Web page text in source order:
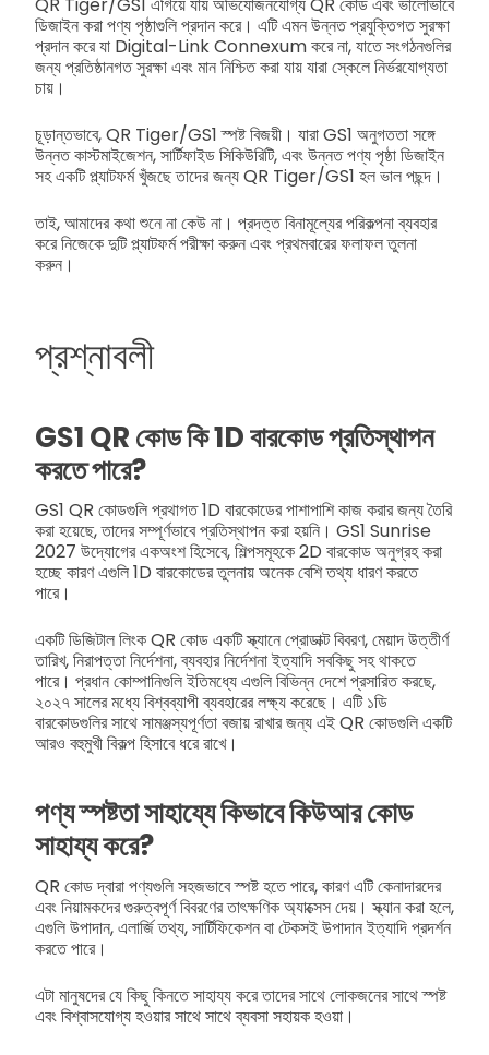
QR Tiger/GS1 এগিয়ে যায় অভিযোজনযোগ্য QR কোড এবং ভালোভাবে
ডিজাইন করা পণ্য পৃষ্ঠাগুলি প্রদান করে। এটি এমন উন্নত প্রযুক্তিগত সুরক্ষা
প্রদান করে যা Digital-Link Connexum করে না, যাতে সংগঠনগুলির
জন্য প্রতিষ্ঠানগত সুরক্ষা এবং মান নিশ্চিত করা যায় যারা স্কেলে নির্ভরযোগ্যতা
চায়।
চূড়ান্তভাবে, QR Tiger/GS1 স্পষ্ট বিজয়ী। যারা GS1 অনুগততা সঙ্গে
উন্নত কাস্টমাইজেশন, সার্টিফাইড সিকিউরিটি, এবং উন্নত পণ্য পৃষ্ঠা ডিজাইন
সহ একটি প্ল্যাটফর্ম খুঁজছে তাদের জন্য QR Tiger/GS1 হল ভাল পছন্দ।
তাই, আমাদের কথা শুনে না কেউ না। প্রদত্ত বিনামূল্যের পরিকল্পনা ব্যবহার
করে নিজেকে দুটি প্ল্যাটফর্ম পরীক্ষা করুন এবং প্রথমবারের ফলাফল তুলনা
করুন।
প্রশ্নাবলী
GS1 QR কোড কি 1D বারকোড প্রতিস্থাপন
করতে পারে?
GS1 QR কোডগুলি প্রথাগত 1D বারকোডের পাশাপাশি কাজ করার জন্য তৈরি
করা হয়েছে, তাদের সম্পূর্ণভাবে প্রতিস্থাপন করা হয়নি। GS1 Sunrise
2027 উদ্যোগের একঅংশ হিসেবে, শিল্পসমূহকে 2D বারকোড অনুগ্রহ করা
হচ্ছে কারণ এগুলি 1D বারকোডের তুলনায় অনেক বেশি তথ্য ধারণ করতে
পারে।
একটি ডিজিটাল লিংক QR কোড একটি স্ক্যানে প্রোডাক্ট বিবরণ, মেয়াদ উত্তীর্ণ
তারিখ, নিরাপত্তা নির্দেশনা, ব্যবহার নির্দেশনা ইত্যাদি সবকিছু সহ থাকতে
পারে। প্রধান কোম্পানিগুলি ইতিমধ্যে এগুলি বিভিন্ন দেশে প্রসারিত করছে,
২০২৭ সালের মধ্যে বিশ্বব্যাপী ব্যবহারের লক্ষ্য করেছে। এটি ১ডি
বারকোডগুলির সাথে সামঞ্জস্যপূর্ণতা বজায় রাখার জন্য এই QR কোডগুলি একটি
আরও বহুমুখী বিকল্প হিসাবে ধরে রাখে।
পণ্য স্পষ্টতা সাহায্যে কিভাবে কিউআর কোড
সাহায্য করে?
QR কোড দ্বারা পণ্যগুলি সহজভাবে স্পষ্ট হতে পারে, কারণ এটি কেনাদারদের
এবং নিয়ামকদের গুরুত্বপূর্ণ বিবরণের তাৎক্ষণিক অ্যাক্সেস দেয়। স্ক্যান করা হলে,
এগুলি উপাদান, এলার্জি তথ্য, সার্টিফিকেশন বা টেকসই উপাদান ইত্যাদি প্রদর্শন
করতে পারে।
এটা মানুষদের যে কিছু কিনতে সাহায্য করে তাদের সাথে লোকজনের সাথে স্পষ্ট
এবং বিশ্বাসযোগ্য হওয়ার সাথে সাথে ব্যবসা সহায়ক হওয়া।